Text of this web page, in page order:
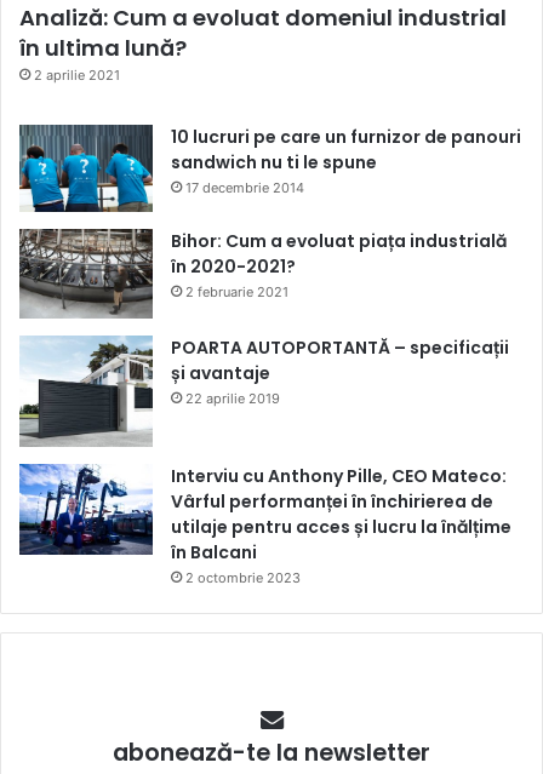
Analiză: Cum a evoluat domeniul industrial
în ultima lună?
2 aprilie 2021
10 lucruri pe care un furnizor de panouri
sandwich nu ti le spune
17 decembrie 2014
Bihor: Cum a evoluat piața industrială
în 2020-2021?
2 februarie 2021
POARTA AUTOPORTANTĂ – specificații
și avantaje
22 aprilie 2019
Interviu cu Anthony Pille, CEO Mateco:
Vârful performanței în închirierea de
utilaje pentru acces și lucru la înălțime
în Balcani
2 octombrie 2023
abonează-te la newsletter